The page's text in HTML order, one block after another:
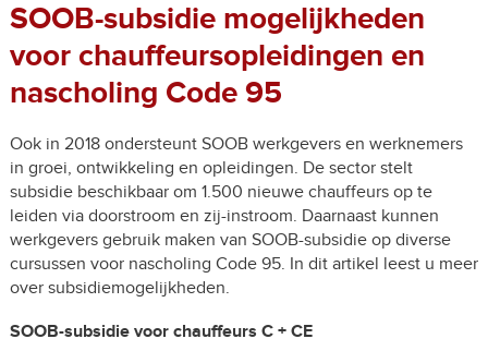
SOOB-subsidie mogelijkheden
voor chauffeursopleidingen en
nascholing Code 95
Ook in 2018 ondersteunt SOOB werkgevers en werknemers
in groei, ontwikkeling en opleidingen. De sector stelt
subsidie beschikbaar om 1.500 nieuwe chauffeurs op te
leiden via doorstroom en zij-instroom. Daarnaast kunnen
werkgevers gebruik maken van SOOB-subsidie op diverse
cursussen voor nascholing Code 95. In dit artikel leest u meer
over subsidiemogelijkheden.
SOOB-subsidie voor chauffeurs C + CE